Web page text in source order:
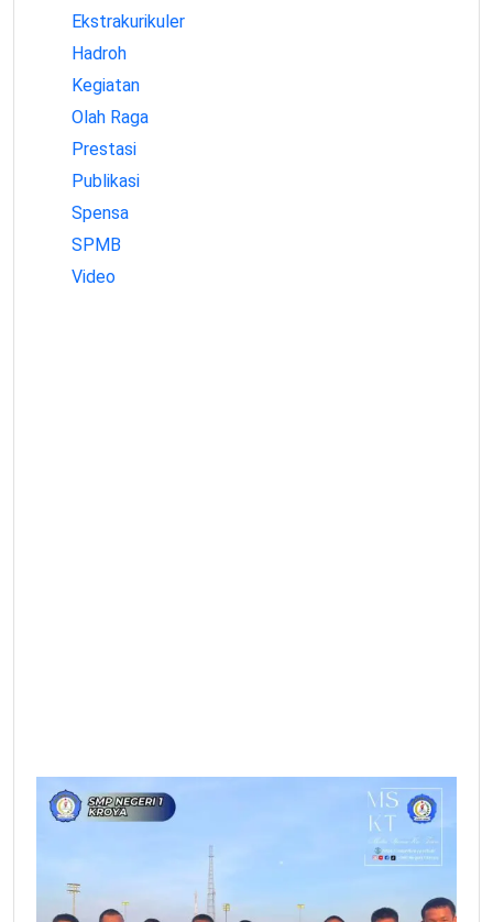
Ekstrakurikuler
Hadroh
Kegiatan
Olah Raga
Prestasi
Publikasi
Spensa
SPMB
Video